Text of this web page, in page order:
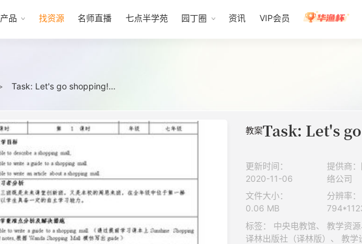
产品 找资源 名师直播 七点半学苑 园丁圈 资讯 VIP会员
Task: Let's go shopping!…
教案
更新时间：
2020-11-06
提供商
络公司
文件大小：
0.06 MB
分辨率：
标签： 中央电教馆、 教学资源、 教案、 5级、 微课、 正规教育、
译林出版社（译林版）、 教学设计、 文档、 K12、 视频、 初中、